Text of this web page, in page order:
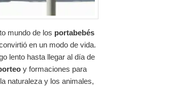
mundo de los portabebés
en un modo de vida.
lento hasta llegar al día de
y formaciones para
naturaleza y los animales,